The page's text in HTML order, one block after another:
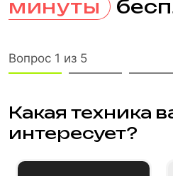
минуты
Вопрос 1 из 5
Какая техника
интересует?